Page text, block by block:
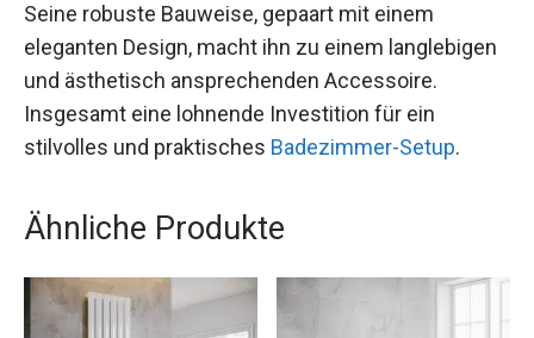
Seine robuste Bauweise, gepaart mit einem
eleganten Design, macht ihn zu einem langlebigen
und ästhetisch ansprechenden Accessoire.
Insgesamt eine lohnende Investition für ein
stilvolles und praktisches Badezimmer-Setup.
Ähnliche Produkte